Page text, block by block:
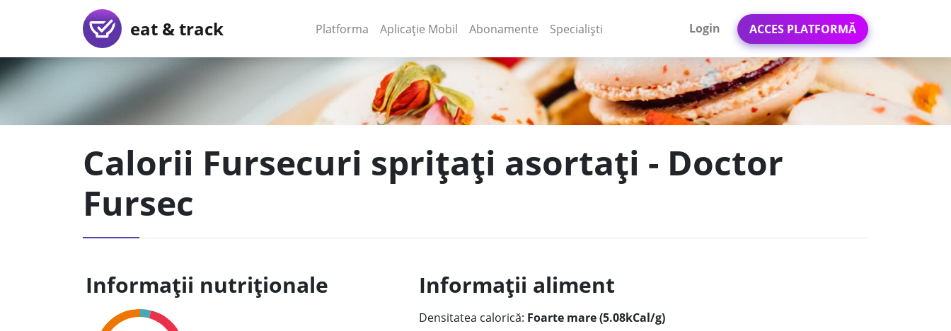
eat & track Platforma (current)
Aplicație Mobil (current)
Abonamente Specialiști Login ACCES PLATFORMĂ
Calorii Fursecuri sprițați asortați - Doctor
Fursec
Informații nutriționale Informații aliment
Densitatea calorică: Foarte mare (5.08kCal/g)